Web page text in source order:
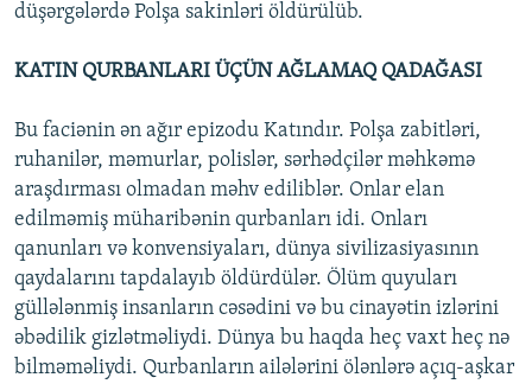
düşərgələrdə Polşa sakinləri öldürülüb.
KATIN QURBANLARI ÜÇÜN AĞLAMAQ QADAĞASI
Bu faciənin ən ağır epizodu Katındır. Polşa zabitləri,
ruhanilər, məmurlar, polislər, sərhədçilər məhkəmə
araşdırması olmadan məhv ediliblər. Onlar elan
edilməmiş müharibənin qurbanları idi. Onları
qanunları və konvensiyaları, dünya sivilizasiyasının
qaydalarını tapdalayıb öldürdülər. Ölüm quyuları
güllələnmiş insanların cəsədini və bu cinayətin izlərini
əbədilik gizlətməliydi. Dünya bu haqda heç vaxt heç nə
bilməməliydi. Qurbanların ailələrini ölənlərə açıq-aşkar